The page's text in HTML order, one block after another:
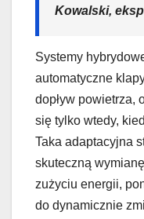
Kowalski,
Systemy
automatyczne
dopływ powietrza,
się tylko wtedy,
Taka adaptacyjna
skuteczną
zużyciu energii,
do dynamicznie